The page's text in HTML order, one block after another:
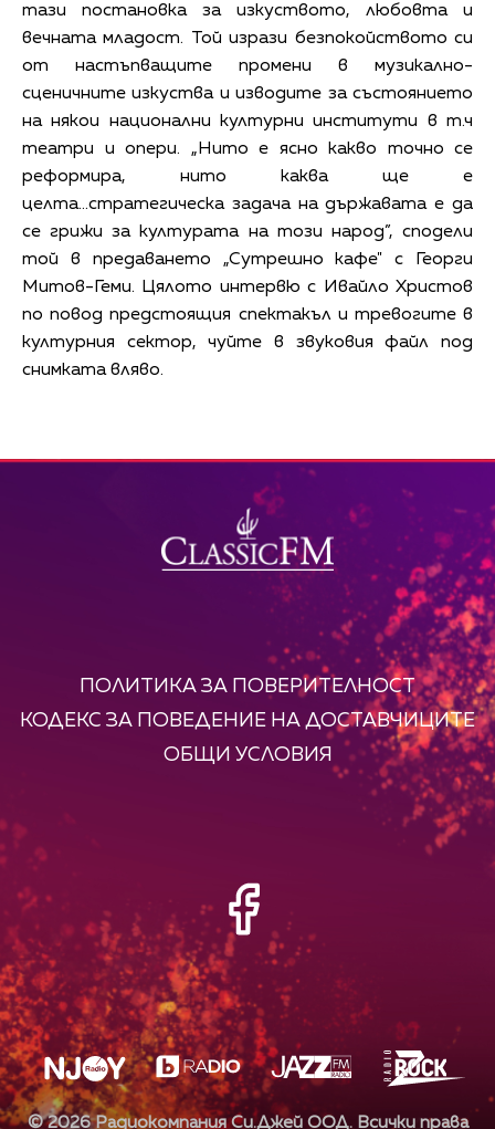
тази постановка за изкуството, любовта и
вечната младост. Той изрази безпокойството си
от настъпващите промени в музикално-
сценичните изкуства и изводите за състоянието
на някои национални културни институти в т.ч
театри и опери. „Нито е ясно какво точно се
реформира, нито каква ще е
целта...стратегическа задача на държавата е да
се грижи за културата на този народ”, сподели
той в предаването „Сутрешно кафе" с Георги
Митов-Геми. Цялото интервю с Ивайло Христов
по повод предстоящия спектакъл и тревогите в
културния сектор, чуйте в звуковия файл под
снимката вляво.
ПОЛИТИКА ЗА ПОВЕРИТЕЛНОСТ
КОДЕКС ЗА ПОВЕДЕНИЕ НА ДОСТАВЧИЦИТЕ
ОБЩИ УСЛОВИЯ
©2026Радиокомпания Си.Джей ООД. Всички права